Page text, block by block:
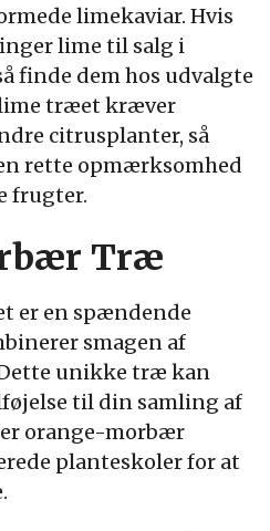
limekaviar. Hvis
lime til salg i
finde dem hos udvalgte
træet kræver
citrusplanter, så
rette opmærksomhed
frugter.
Træ
er en spændende
smagen af
unikke træ kan
til din samling af
orange-morbær
planteskoler for at